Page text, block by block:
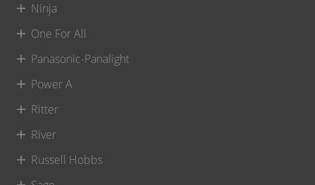
Ninja
One For All
Panasonic-Panalight
Power A
Ritter
River
Russell Hobbs